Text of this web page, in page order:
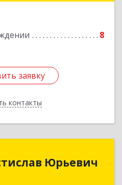
8
заявку
контакты
Подробнее
заявку
Юрьевич
АО, Ноябрьск г,